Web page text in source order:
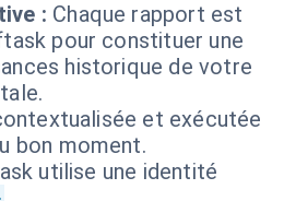
: Chaque rapport est
pour constituer une
historique de votre
et exécutée
bon moment.
utilise une identité